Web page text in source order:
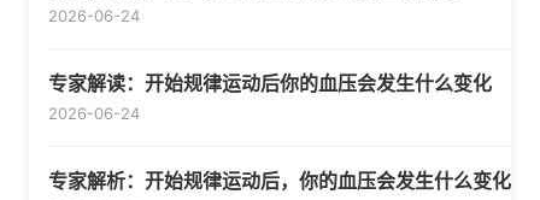
2026-06-24
专家解读：开始规律运动后你的血压会发生什么变化
2026-06-24
专家解析：开始规律运动后，你的血压会发生什么变化